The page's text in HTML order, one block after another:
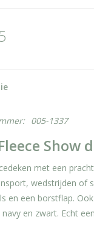
005-1337
Show
met een
wedstrijden of
en een borstflap.
navy en zwart. Echt